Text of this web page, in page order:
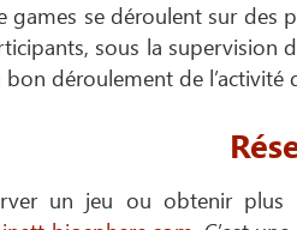
games se déroulent sur
sous la supervision
bon déroulement de l’activité
un jeu ou obtenir plus